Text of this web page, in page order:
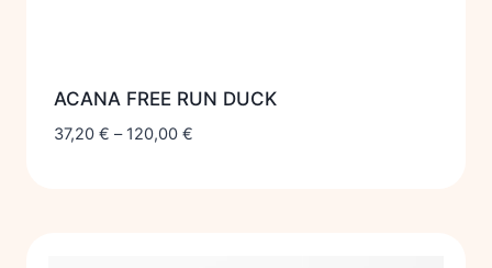
ACANA FREE RUN DUCK
37,20 € – 120,00 €